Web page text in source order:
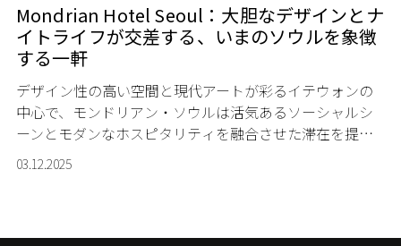
Mondrian Hotel Seoul：大胆なデザインとナ
イトライフが交差する、いまのソウルを象徴
する一軒
デザイン性の高い空間と現代アートが彩るイテウォンの
中心で、モンドリアン・ソウルは活気あるソーシャルシ
ーンとモダンなホスピタリティを融合させた滞在を提供
します。
03.12.2025